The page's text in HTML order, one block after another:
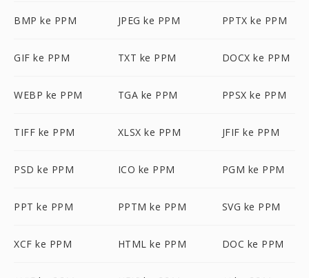
BMP ke PPM JPEG ke PPM PPTX ke PPM
GIF ke PPM TXT ke PPM DOCX ke PPM
WEBP ke PPM TGA ke PPM PPSX ke PPM
TIFF ke PPM XLSX ke PPM JFIF ke PPM
PSD ke PPM ICO ke PPM PGM ke PPM
PPT ke PPM PPTM ke PPM SVG ke PPM
XCF ke PPM HTML ke PPM DOC ke PPM